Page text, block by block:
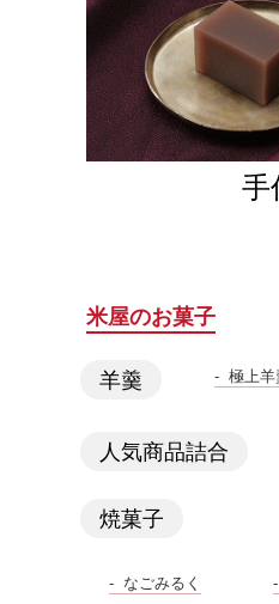
手
米屋のお菓子
羊羹 極上羊
人気商品詰合
焼菓子
なごみるく